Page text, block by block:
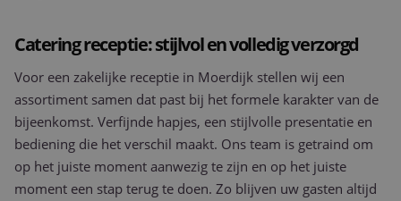
Catering receptie: stijlvol en volledig verzorgd
Voor een zakelijke receptie in Moerdijk stellen wij een
assortiment samen dat past bij het formele karakter van de
bijeenkomst. Verfijnde hapjes, een stijlvolle presentatie en
bediening die het verschil maakt. Ons team is getraind om
op het juiste moment aanwezig te zijn en op het juiste
moment een stap terug te doen. Zo blijven uw gasten altijd